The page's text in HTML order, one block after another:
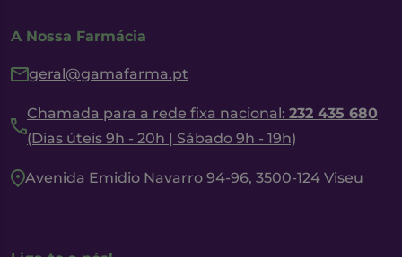
A Nossa Farmácia
geral@gamafarma.pt
Chamada para a rede fixa nacional: 232 435 680
(Dias úteis 9h - 20h | Sábado 9h - 19h)
Avenida Emidio Navarro 94-96, 3500-124 Viseu